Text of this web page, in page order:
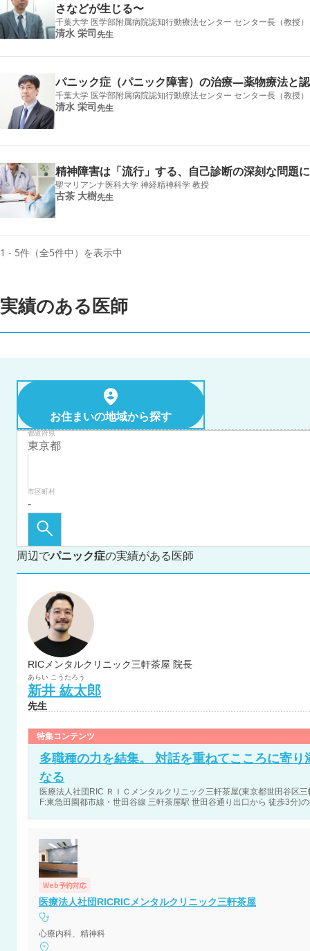
さなどが生じる〜
千葉大学 医学部附属病院認知行動療法センター センター長（教授）
清水 栄司先生
パニック症（パニック障害）の治療―薬物療法と
千葉大学 医学部附属病院認知行動療法センター センター長（教授）
清水 栄司先生
精神障害は「流行」する、自己診断の深刻な問題
聖マリアンナ医科大学 神経精神科学 教授
古茶 大樹先生
1 - 5件（全5件中）を表示中
実績のある医師
お住まいの地域から探す
都道府県
市区町村
周辺でパニック症の実績がある医師
RICメンタルクリニック三軒茶屋 院長
あらい こうたろう
新井 紘太郎
先生
特集コンテンツ
多職種の力を結集。 対話を重ねてこころに寄
なる
医療法人社団RIC ＲＩＣメンタルクリニック三軒茶屋(東京都世田谷区
F:東急田園都市線・世田谷線 三軒茶屋駅 世田谷通り出口から 徒歩3分)
Web予約対応
医療法人社団RICRICメンタルクリニック三軒茶屋
心療内科、精神科